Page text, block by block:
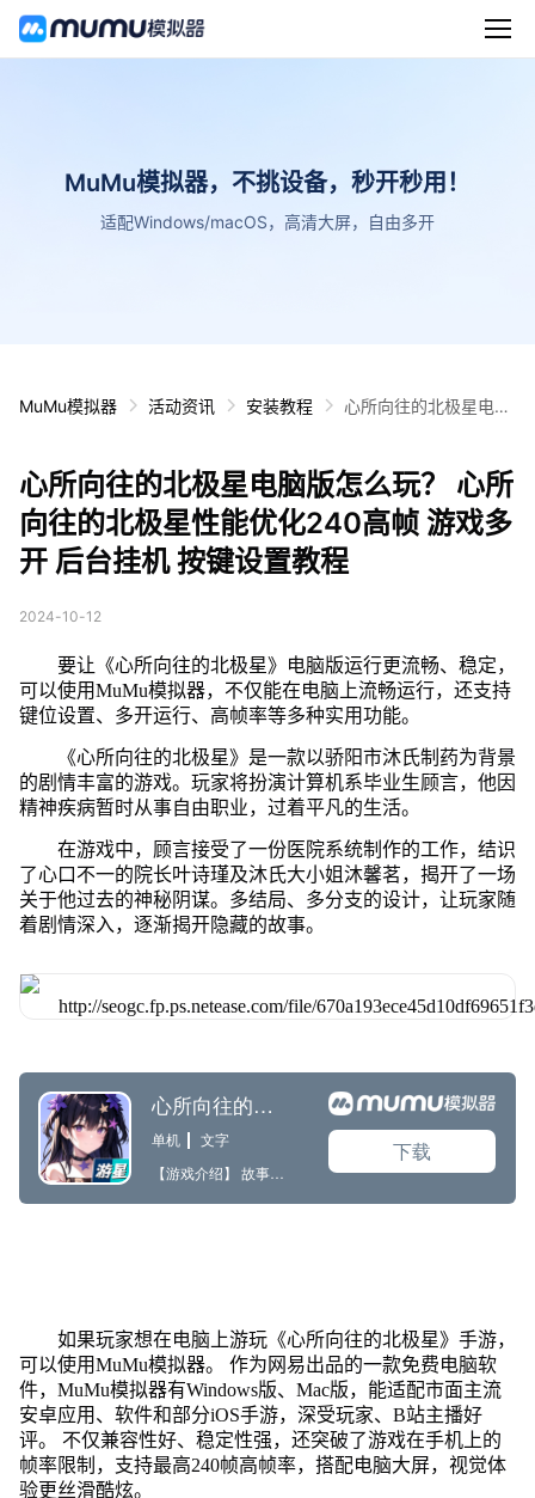
MuMu模拟器，不挑设备，秒开秒用！
适配Windows/macOS，高清大屏，自由多开
MuMu模拟器 活动资讯 安装教程
心所向往的北极星电脑
帧 游戏多开 后台挂机
按键设置教程
心所向往的北极星电脑版怎么玩？ 心所
向往的北极星性能优化240高帧 游戏多
开 后台挂机 按键设置教程
2024-10-12
要让《心所向往的北极星》电脑版运行更流畅、稳定，
可以使用MuMu模拟器，不仅能在电脑上流畅运行，还支持
键位设置、多开运行、高帧率等多种实用功能。
《心所向往的北极星》是一款以骄阳市沐氏制药为背景
的剧情丰富的游戏。玩家将扮演计算机系毕业生顾言，他因
精神疾病暂时从事自由职业，过着平凡的生活。
在游戏中，顾言接受了一份医院系统制作的工作，结识
了心口不一的院长叶诗瑾及沐氏大小姐沐馨茗，揭开了一场
关于他过去的神秘阴谋。多结局、多分支的设计，让玩家随
着剧情深入，逐渐揭开隐藏的故事。
如果玩家想在电脑上游玩《心所向往的北极星》手游，
可以使用MuMu模拟器。 作为网易出品的一款免费电脑软
件，MuMu模拟器有Windows版、Mac版，能适配市面主流
安卓应用、软件和部分iOS手游，深受玩家、B站主播好
评。 不仅兼容性好、稳定性强，还突破了游戏在手机上的
帧率限制，支持最高240帧高帧率，搭配电脑大屏，视觉体
验更丝滑酷炫。